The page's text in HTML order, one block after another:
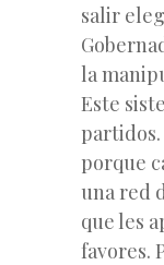
salir
la
Este
porque
una red
que les
favores.